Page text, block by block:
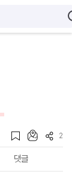
2
댓글